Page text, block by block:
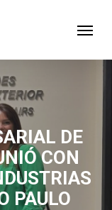
DE
CON
PAULO